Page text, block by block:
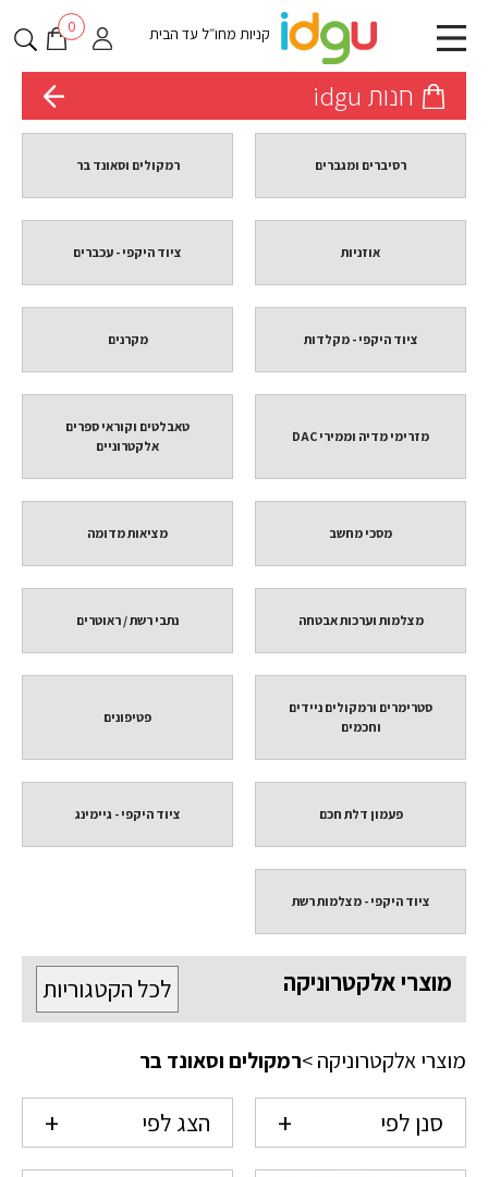
קניות מחו״ל עד הבית 0
חנות idgu
רסיברים ומגברים רמקולים וסאונד בר
אוזניות ציוד היקפי - עכברים
ציוד היקפי - מקלדות מקרנים
מזרימי מדיה וממירי DAC
טאבלטים וקוראי ספרים
אלקטרוניים
מסכי מחשב מציאות מדומה
מצלמות וערכות אבטחה נתבי רשת / ראוטרים
סטרימרים ורמקולים ניידים
וחכמים
פטיפונים
פעמון דלת חכם ציוד היקפי - גיימינג
ציוד היקפי - מצלמות רשת
לכל הקטגוריות מוצרי אלקטרוניקה
מוצרי אלקטרוניקה>רמקולים וסאונד בר
סנן לפי הצג לפי